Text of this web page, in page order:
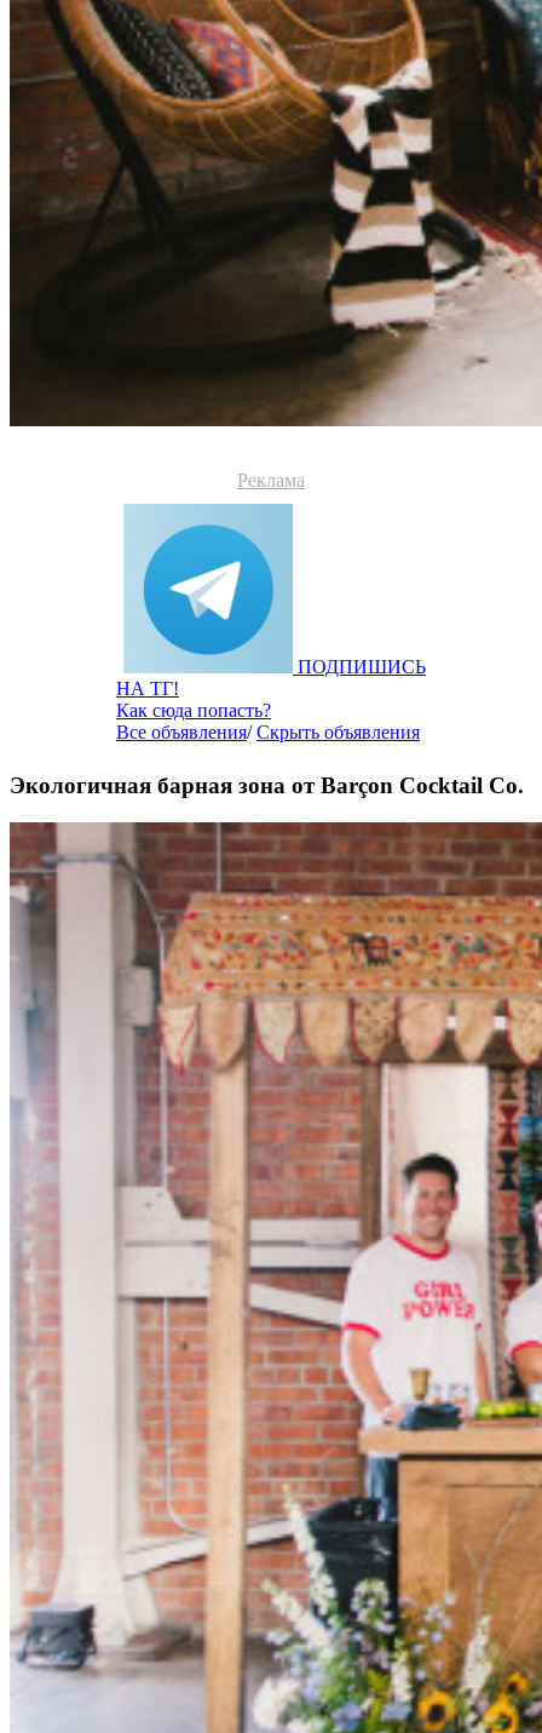
Реклама
ПОДПИШИСЬ
НА ТГ!
Как сюда попасть?
Все объявления/Скрыть объявления
Экологичная барная зона от Barçon Cocktail Co.